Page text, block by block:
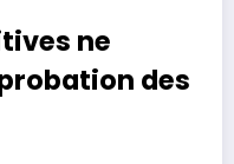
ne
des